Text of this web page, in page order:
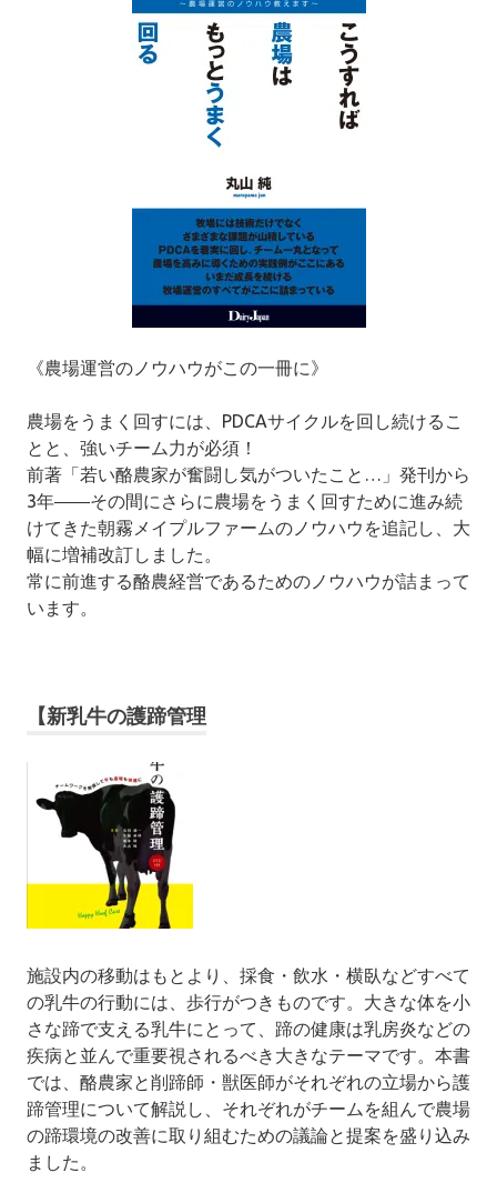
《農場運営のノウハウがこの一冊に》
農場をうまく回すには、PDCAサイクルを回し続けるこ
とと、強いチーム力が必須！
前著「若い酪農家が奮闘し気がついたこと…」発刊から
3年――その間にさらに農場をうまく回すために進み続
けてきた朝霧メイプルファームのノウハウを追記し、大
幅に増補改訂しました。
常に前進する酪農経営であるためのノウハウが詰まって
います。
【新乳牛の護蹄管理
施設内の移動はもとより、採食・飲水・横臥などすべて
の乳牛の行動には、歩行がつきものです。大きな体を小
さな蹄で支える乳牛にとって、蹄の健康は乳房炎などの
疾病と並んで重要視されるべき大きなテーマです。本書
では、酪農家と削蹄師・獣医師がそれぞれの立場から護
蹄管理について解説し、それぞれがチームを組んで農場
の蹄環境の改善に取り組むための議論と提案を盛り込み
ました。